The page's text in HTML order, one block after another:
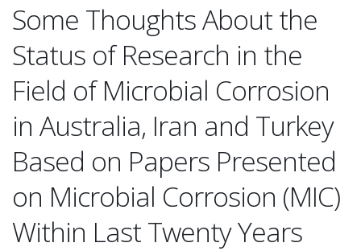
Some Thoughts About the
Status of Research in the
Field of Microbial Corrosion
in Australia, Iran and Turkey
Based on Papers Presented
on Microbial Corrosion (MIC)
Within Last Twenty Years